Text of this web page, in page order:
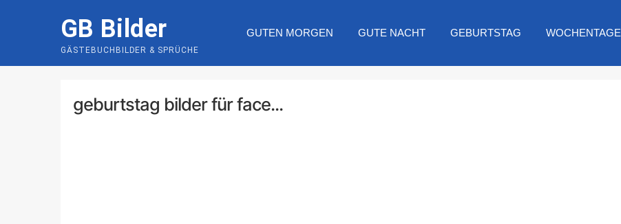
GB Bilder
GÄSTEBUCHBILDER & SPRÜCHE
GUTEN MORGEN GUTE NACHT GEBURTSTAG WOCHENTAGE
geburtstag bilder für face...